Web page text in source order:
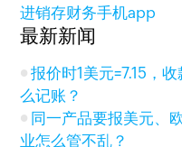
进销存财务手机app
最新新闻
报价时1美元=7.15，
么记账？
同一产品要报美元、
业怎么管不乱？